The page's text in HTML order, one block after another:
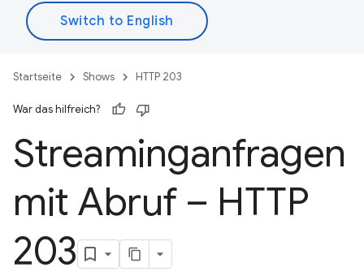
Startseite Shows HTTP 203
War das hilfreich?
Streaminganfragen
mit Abruf – HTTP
203